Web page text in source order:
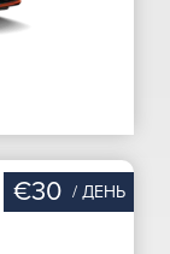
€30 / ДЕНЬ